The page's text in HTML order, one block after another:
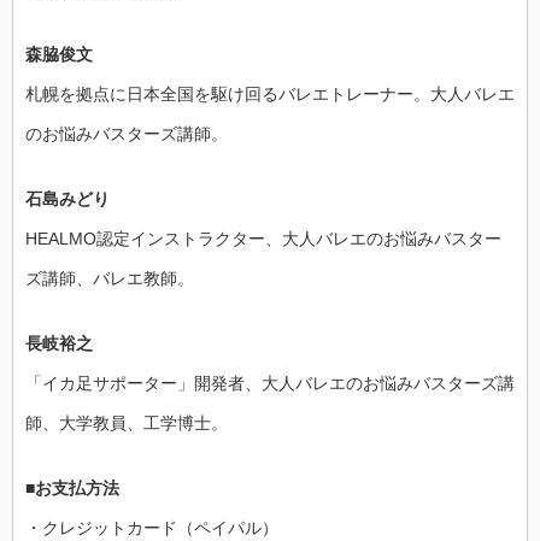
森脇俊文
札幌を拠点に日本全国を駆け回るバレエトレーナー。大人バレエ
のお悩みバスターズ講師。
石島みどり
HEALMO認定インストラクター、大人バレエのお悩みバスター
ズ講師、バレエ教師。
長岐裕之
「イカ足サポーター」開発者、大人バレエのお悩みバスターズ講
師、大学教員、工学博士。
■お支払方法
・クレジットカード（ペイパル）